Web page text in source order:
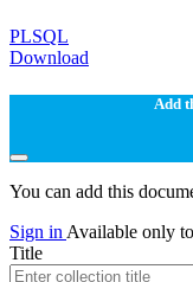
PLSQL
Download
Add
You can add this
Sign in Available only
Title